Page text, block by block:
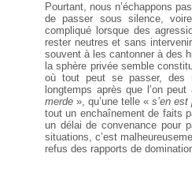
Pourtant, nous n’échappons
de passer sous silence,
compliqué lorsque des
rester neutres et sans
souvent à les cantonner à des
la sphère privée semble
où tout peut se passer, des
longtemps après que l’on
merde », qu’une telle «s’en
tout un enchaînement de faits
un délai de convenance pour
situations, c’est
refus des rapports de